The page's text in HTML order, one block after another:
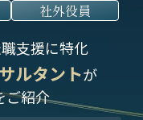
社外役員
支援に特化
ルタントが
ご紹介